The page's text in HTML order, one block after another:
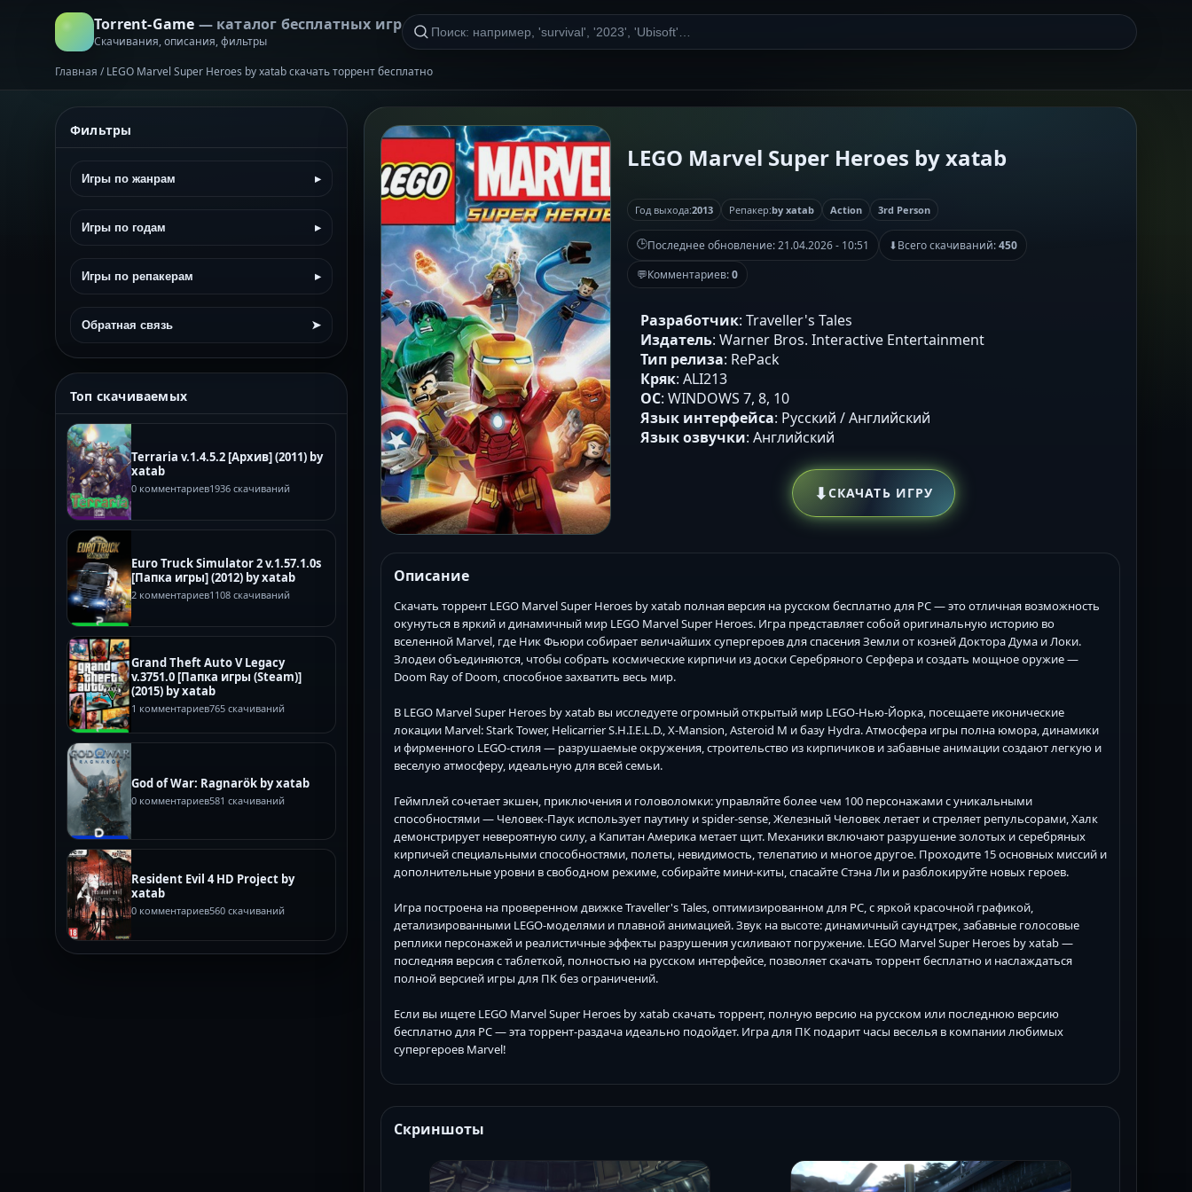
Torrent-Game — каталог бесплатных игр
Скачивания, описания, фильтры
Главная / LEGO Marvel Super Heroes by xatab скачать торрент бесплатно
Фильтры
Игры по жанрам ▸
Игры по годам ▸
Игры по репакерам ▸
Обратная связь ➤
Топ скачиваемых
Terraria v.1.4.5.2 [Архив] (2011) by
xatab
0 комментариев1936 скачиваний
Euro Truck Simulator 2 v.1.57.1.0s
[Папка игры] (2012) by xatab
2 комментариев1108 скачиваний
Grand Theft Auto V Legacy
v.3751.0 [Папка игры (Steam)]
(2015) by xatab
1 комментариев765 скачиваний
God of War: Ragnarök by xatab
0 комментариев581 скачиваний
Resident Evil 4 HD Project by
xatab
0 комментариев560 скачиваний
LEGO Marvel Super Heroes by xatab
Год выхода:2013 Репакер:by xatab Action 3rd Person
🕒Последнее обновление:21.04.2026 - 10:51 ⬇Всего скачиваний:450
💬Комментариев:0
Разработчик: Traveller's Tales
Издатель: Warner Bros. Interactive Entertainment
Тип релиза: RePack
Кряк: ALI213
ОС: WINDOWS 7, 8, 10
Язык интерфейса: Русский / Английский
Язык озвучки: Английский
⬇СКАЧАТЬ ИГРУ
Описание
Скачать торрент LEGO Marvel Super Heroes by xatab полная версия на русском бесплатно для PC — это отличная возможность
окунуться в яркий и динамичный мир LEGO Marvel Super Heroes. Игра представляет собой оригинальную историю во
вселенной Marvel, где Ник Фьюри собирает величайших супергероев для спасения Земли от козней Доктора Дума и Локи.
Злодеи объединяются, чтобы собрать космические кирпичи из доски Серебряного Серфера и создать мощное оружие —
Doom Ray of Doom, способное захватить весь мир.
В LEGO Marvel Super Heroes by xatab вы исследуете огромный открытый мир LEGO-Нью-Йорка, посещаете иконические
локации Marvel: Stark Tower, Helicarrier S.H.I.E.L.D., X-Mansion, Asteroid M и базу Hydra. Атмосфера игры полна юмора, динамики
и фирменного LEGO-стиля — разрушаемые окружения, строительство из кирпичиков и забавные анимации создают легкую и
веселую атмосферу, идеальную для всей семьи.
Геймплей сочетает экшен, приключения и головоломки: управляйте более чем 100 персонажами с уникальными
способностями — Человек-Паук использует паутину и spider-sense, Железный Человек летает и стреляет репульсорами, Халк
демонстрирует невероятную силу, а Капитан Америка метает щит. Механики включают разрушение золотых и серебряных
кирпичей специальными способностями, полеты, невидимость, телепатию и многое другое. Проходите 15 основных миссий и
дополнительные уровни в свободном режиме, собирайте мини-киты, спасайте Стэна Ли и разблокируйте новых героев.
Игра построена на проверенном движке Traveller's Tales, оптимизированном для PC, с яркой красочной графикой,
детализированными LEGO-моделями и плавной анимацией. Звук на высоте: динамичный саундтрек, забавные голосовые
реплики персонажей и реалистичные эффекты разрушения усиливают погружение. LEGO Marvel Super Heroes by xatab —
последняя версия с таблеткой, полностью на русском интерфейсе, позволяет скачать торрент бесплатно и наслаждаться
полной версией игры для ПК без ограничений.
Если вы ищете LEGO Marvel Super Heroes by xatab скачать торрент, полную версию на русском или последнюю версию
бесплатно для PC — эта торрент-раздача идеально подойдет. Игра для ПК подарит часы веселья в компании любимых
супергероев Marvel!
Скриншоты